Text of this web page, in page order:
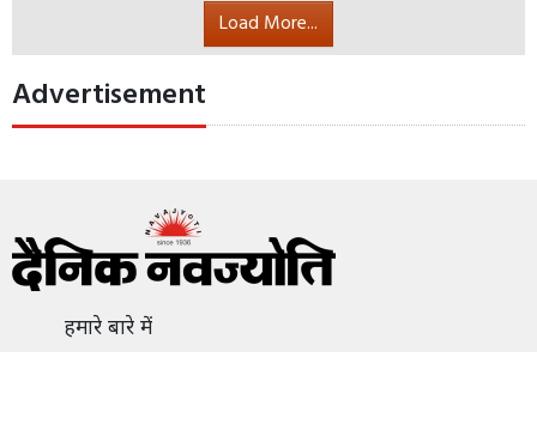
Load More...
Advertisement
हमारे बारे में